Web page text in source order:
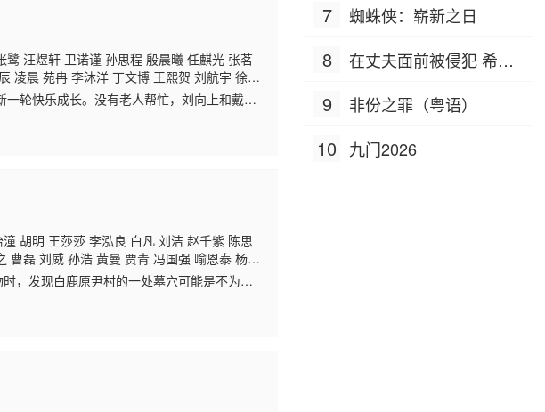
汪煜轩 卫诺谨 孙思程 殷晨曦 任麒光 张茗
凌晨 苑冉 李沐洋 丁文博 王熙贺 刘航宇 徐梓
轮快乐成长。没有老人帮忙，刘向上和戴静
，果宝又太佛系让父母恨铁不成钢，刘向上
胡明 王莎莎 李泓良 白凡 刘洁 赵千紫 陈思
曹磊 刘威 孙浩 黄曼 贾青 冯国强 喻恩泰 杨新
，发现白鹿原尹村的一处墓穴可能是不为人
外献出生命。方堃带着导师的遗愿，成长为
7 蜘蛛侠：崭新之日
8
在丈夫面前被侵犯 希岛
9 非份之罪（粤语）
10 九门2026